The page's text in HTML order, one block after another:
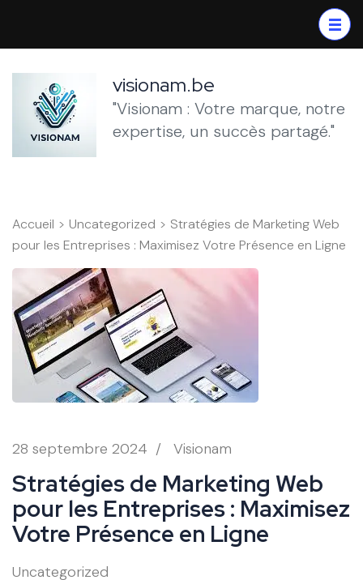
contenu
(Pressez
Entrée)
visionam.be
"Visionam : Votre marque, notre
expertise, un succès partagé."
Accueil > Uncategorized > Stratégies de Marketing Web
pour les Entreprises : Maximisez Votre Présence en Ligne
28 septembre 2024 / Visionam
Stratégies de Marketing Web
pour les Entreprises : Maximisez
Votre Présence en Ligne
Uncategorized